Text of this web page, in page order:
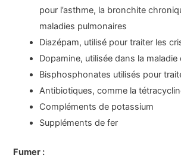
pour l’asthme, la bronchite
maladies pulmonaires
Diazépam, utilisé pour traiter les
Dopamine, utilisée dans la maladie
Bisphosphonates utilisés pour
Antibiotiques, comme la
Compléments de potassium
Suppléments de fer
Fumer :